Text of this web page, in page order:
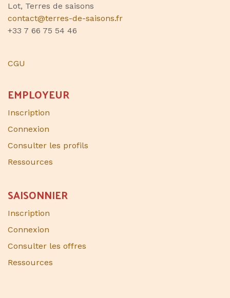
Lot, Terres de saisons
contact@terres-de-saisons.fr
+33 7 66 75 54 46
CGU
EMPLOYEUR
Inscription
Connexion
Consulter les profils
Ressources
SAISONNIER​
Inscription
Connexion
Consulter les offres
Ressources